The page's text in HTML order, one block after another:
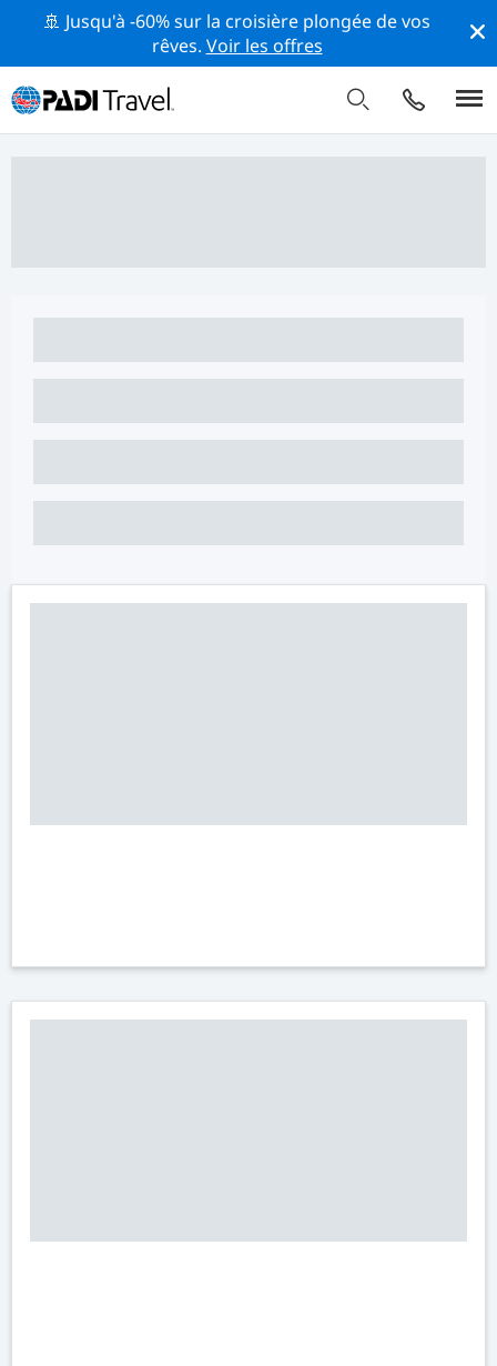
🚢 Jusqu'à -60% sur la croisière plongée de vos
rêves. Voir les offres